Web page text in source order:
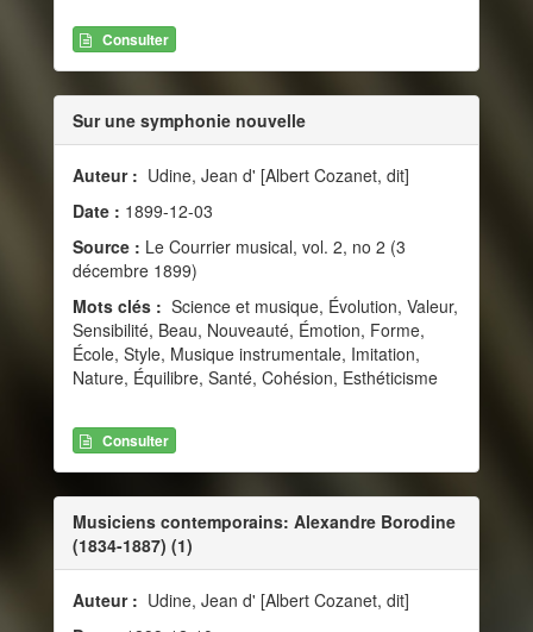
Consulter
Sur une symphonie nouvelle
Auteur : Udine, Jean d' [Albert Cozanet, dit]
Date : 1899-12-03
Source : Le Courrier musical, vol. 2, no 2 (3
décembre 1899)
Mots clés : Science et musique, Évolution, Valeur,
Sensibilité, Beau, Nouveauté, Émotion, Forme,
École, Style, Musique instrumentale, Imitation,
Nature, Équilibre, Santé, Cohésion, Esthéticisme
Consulter
Musiciens contemporains: Alexandre Borodine
(1834-1887) (1)
Auteur : Udine, Jean d' [Albert Cozanet, dit]